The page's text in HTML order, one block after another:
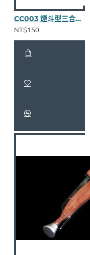
CC003 煙斗型三合一壓棒（烏木全貼皮）
NT$150